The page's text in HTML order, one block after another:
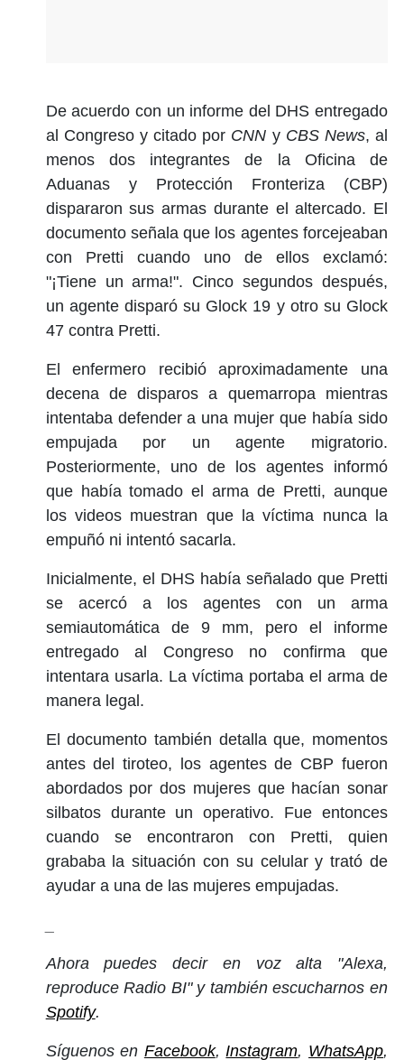
De acuerdo con un informe del DHS entregado
al Congreso y citado por CNN y CBS News, al
menos dos integrantes de la Oficina de
Aduanas y Protección Fronteriza (CBP)
dispararon sus armas durante el altercado. El
documento señala que los agentes forcejeaban
con Pretti cuando uno de ellos exclamó:
"¡Tiene un arma!". Cinco segundos después,
un agente disparó su Glock 19 y otro su Glock
47 contra Pretti.
El enfermero recibió aproximadamente una
decena de disparos a quemarropa mientras
intentaba defender a una mujer que había sido
empujada por un agente migratorio.
Posteriormente, uno de los agentes informó
que había tomado el arma de Pretti, aunque
los videos muestran que la víctima nunca la
empuñó ni intentó sacarla.
Inicialmente, el DHS había señalado que Pretti
se acercó a los agentes con un arma
semiautomática de 9 mm, pero el informe
entregado al Congreso no confirma que
intentara usarla. La víctima portaba el arma de
manera legal.
El documento también detalla que, momentos
antes del tiroteo, los agentes de CBP fueron
abordados por dos mujeres que hacían sonar
silbatos durante un operativo. Fue entonces
cuando se encontraron con Pretti, quien
grababa la situación con su celular y trató de
ayudar a una de las mujeres empujadas.
Ahora puedes decir en voz alta "Alexa,
reproduce Radio BI" y también escucharnos en
Spotify.
Síguenos en Facebook, Instagram, WhatsApp,